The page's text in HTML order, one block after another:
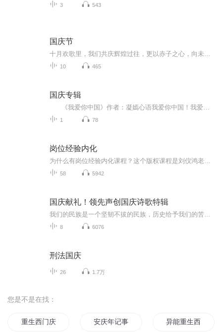
3 543
国庆节
10 465
国庆专辑
1 78
岗位经验内化
58 5942
国庆献礼！领先声创国庆诗歌特辑
8 6076
刑法国庆
26 1.7万
您是不是在找：
重生西门庆 安庆年记事 异能重生西门庆